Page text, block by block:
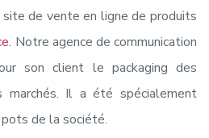
de vente en ligne de produits
. Notre agence de communication
son client le packaging des
marchés. Il a été spécialement
de la société.